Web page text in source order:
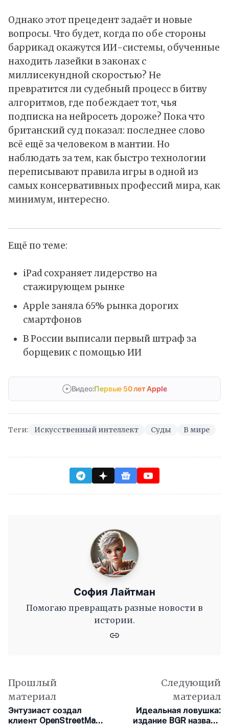
Однако этот прецедент задаёт и новые
вопросы. Что будет, когда по обе стороны
баррикад окажутся ИИ-системы, обученные
находить лазейки в законах с
миллисекундной скоростью? Не
превратится ли судебный процесс в битву
алгоритмов, где побеждает тот, чья
подписка на нейросеть дороже? Пока что
британский суд показал: последнее слово
всё ещё за человеком в мантии. Но
наблюдать за тем, как быстро технологии
переписывают правила игры в одной из
самых консервативных профессий мира, как
минимум, интересно.
Ещё по теме:
iPad сохраняет лидерство на
стажирующем рынке
Apple заняла 65% рынка дорогих
смартфонов
В России выписали первый штраф за
борщевик с помощью ИИ
Видео:Первые 50 лет Apple
Теги: Искусственный интеллект Суды В мире
София Лайтман
Помогаю превращать разные новости в
истории.
Прошлый
материал
Энтузиаст создал
клиент OpenStreetMap
Следующий
материал
Идеальная ловушка:
издание BGR назвало